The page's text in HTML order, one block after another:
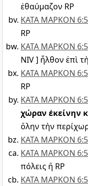
ἐθαύμαζον RP
ΚΑΤΑ ΜΑΡΚΟΝ
RP
ΚΑΤΑ ΜΑΡΚΟΝ
NIV ] ἦλθον ἐπὶ
ΚΑΤΑ ΜΑΡΚΟΝ
RP
ΚΑΤΑ ΜΑΡΚΟΝ
χώραν ἐκείνην
ὅλην τὴν
ΚΑΤΑ ΜΑΡΚΟΝ
ΚΑΤΑ ΜΑΡΚΟΝ
πόλεις ἢ RP
ΚΑΤΑ ΜΑΡΚΟΝ